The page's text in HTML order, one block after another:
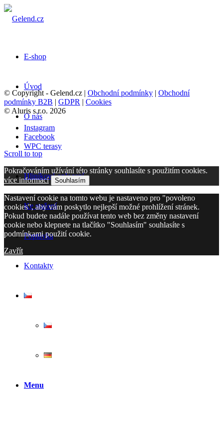
E-shop
Úvod
O nás
WPC terasy
Hliníkové oplocení
Ke stažení
Poptávka
Kontakty
Menu
© Copyright - Gelend.cz | Obchodní podmínky | Obchodní
podmínky B2B | GDPR | Cookies
© Aluris s.r.o. 2026
Instagram
Facebook
Scroll to top
Pokračováním užívání této stránky souhlasíte s použitím cookies.
více informací
Souhlasím
Nastavení cookie na tomto webu je nastaveno pro "povoleno
cookies", aby vám poskytlo nejlepší možné prohlížení stránek.
Pokud budete nadále používat tento web bez změny nastavení
cookie nebo klepnete na tlačítko "Souhlasím" souhlasíte s
podmínkami použití cookie.
Zavřít